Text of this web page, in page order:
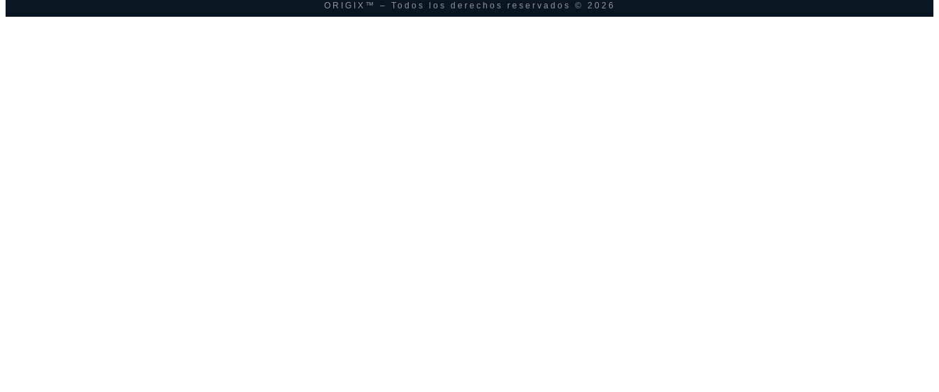
ORIGIX™ – Todos los derechos reservados © 2026